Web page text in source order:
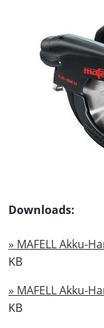
Downloads:
» MAFELL Akku-
KB
» MAFELL Akku-
KB